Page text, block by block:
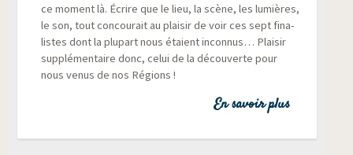
ce moment là. Écrire que le lieu, la scène, les lumières,
le son, tout concou­rait au plai­sir de voir ces sept fina­
listes dont la plu­part nous étaient incon­nus… Plai­sir
sup­plé­men­taire donc, celui de la décou­verte pour
nous venus de nos Régions !
En savoir plus